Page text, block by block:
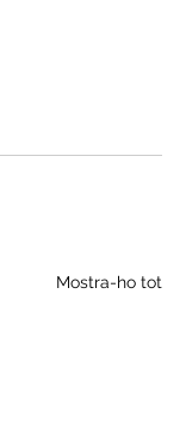
Mostra-ho tot